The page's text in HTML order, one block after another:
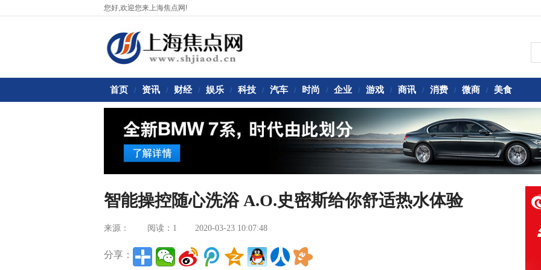
您好,欢迎您来上海焦点网!
首页 / 资讯 / 财经 / 娱乐 / 科技 / 汽车 / 时尚 / 企业 / 游戏 / 商讯 / 消费 / 微商 / 美食
智能操控随心洗浴 A.O.史密斯给你舒适热水体验
来源： 阅读：1 2020-03-23 10:07:48
分享：